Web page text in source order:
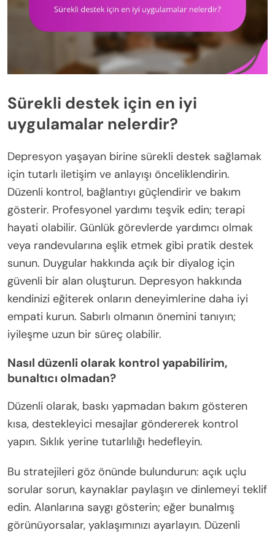
Sürekli destek için en iyi
uygulamalar nelerdir?
Depresyon yaşayan birine sürekli destek sağlamak
için tutarlı iletişim ve anlayışı önceliklendirin.
Düzenli kontrol, bağlantıyı güçlendirir ve bakım
gösterir. Profesyonel yardımı teşvik edin; terapi
hayati olabilir. Günlük görevlerde yardımcı olmak
veya randevularına eşlik etmek gibi pratik destek
sunun. Duygular hakkında açık bir diyalog için
güvenli bir alan oluşturun. Depresyon hakkında
kendinizi eğiterek onların deneyimlerine daha iyi
empati kurun. Sabırlı olmanın önemini tanıyın;
iyileşme uzun bir süreç olabilir.
Nasıl düzenli olarak kontrol yapabilirim,
bunaltıcı olmadan?
Düzenli olarak, baskı yapmadan bakım gösteren
kısa, destekleyici mesajlar göndererek kontrol
yapın. Sıklık yerine tutarlılığı hedefleyin.
Bu stratejileri göz önünde bulundurun: açık uçlu
sorular sorun, kaynaklar paylaşın ve dinlemeyi teklif
edin. Alanlarına saygı gösterin; eğer bunalmış
görünüyorsalar, yaklaşımınızı ayarlayın. Düzenli